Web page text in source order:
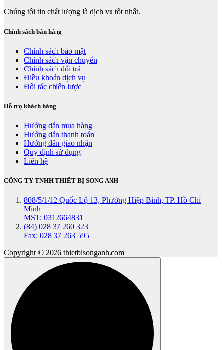
Chúng tôi tin chất lượng là dịch vụ tốt nhất.
Chính sách bán hàng
Chính sách bảo mật
Chính sách vận chuyển
Chính sách đổi trả
Điều khoản dịch vụ
Đối tác chiến lược
Hỗ trợ khách hàng
Hướng dẫn mua hàng
Hướng dẫn thanh toán
Hướng dẫn giao nhận
Quy định sử dụng
Liên hệ
CÔNG TY TNHH THIẾT BỊ SONG ANH
808/5/1/12 Quốc Lộ 13, Phường Hiệp Bình, TP. Hồ Chí
Minh
MST: 0312664831
(84) 028 37 260 323
Fax: 028 37 263 595
Copyright © 2026 thietbisonganh.com